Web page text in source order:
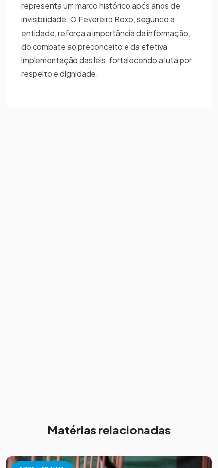
representa um marco histórico após anos de
invisibilidade. O Fevereiro Roxo, segundo a
entidade, reforça a importância da informação,
do combate ao preconceito e da efetiva
implementação das leis, fortalecendo a luta por
respeito e dignidade.
Matérias relacionadas